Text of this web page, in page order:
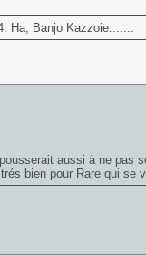
Ha, Banjo Kazzoie.......
aussi à ne pas
bien pour Rare qui se